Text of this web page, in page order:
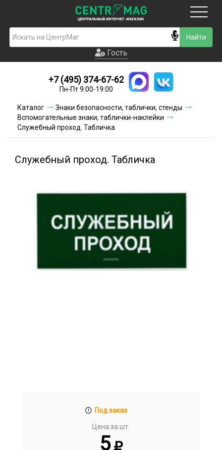
Гость
Новинки
Условия доставки
Условия оплаты
Гость
+7 (495) 374-67-62
Пн-Пт 9:00-19:00
Каталог
Знаки безопасности, таблички, стенды
Вспомогательные знаки, таблички-наклейки
Служебный проход. Табличка
Служебный проход. Табличка
Под заказ
Цена за шт.
5